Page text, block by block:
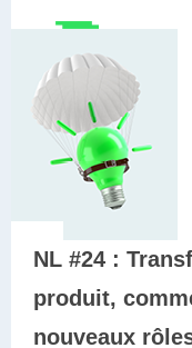
NL #24 :
produit,
nouveaux